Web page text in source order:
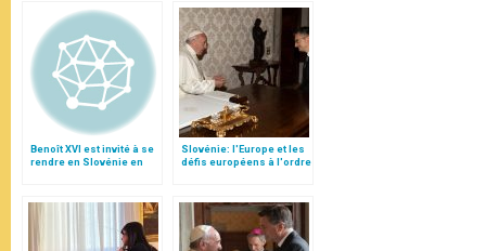
Benoît XVI est invité à se
rendre en Slovénie en
Slovénie: l'Europe et les
défis européens à l'ordre